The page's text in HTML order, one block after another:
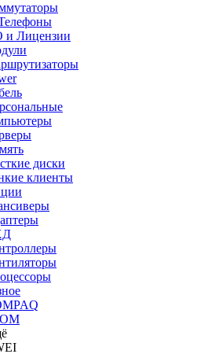
Лицензии
диски
клиенты